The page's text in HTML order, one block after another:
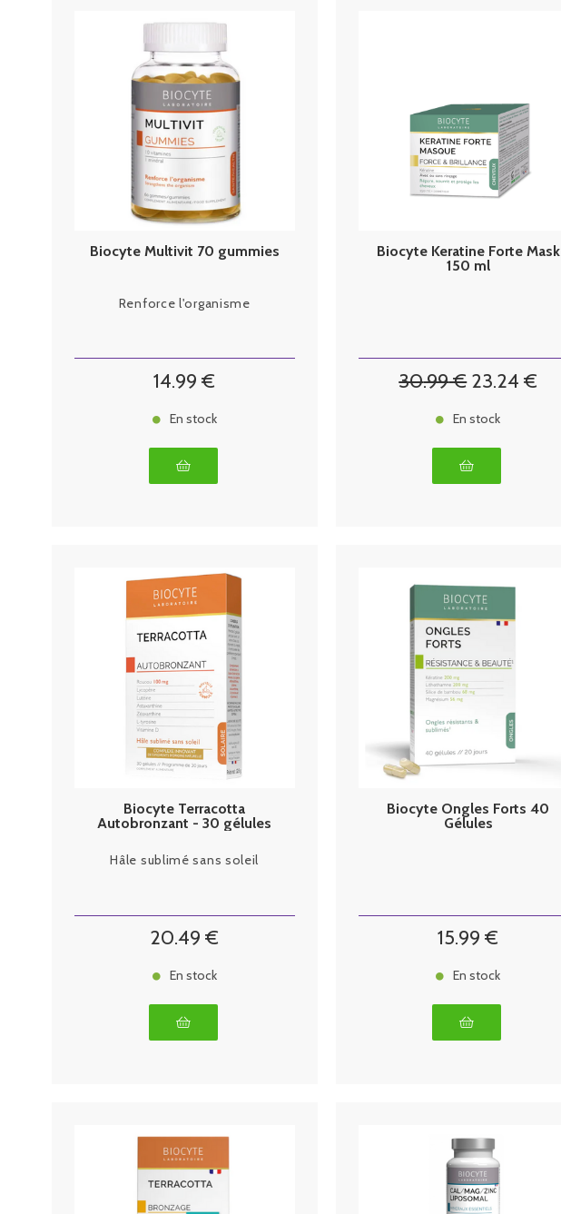
Biocyte Multivit 70 gummies
Renforce l'organisme
14.99 €
En stock
Biocyte Keratine Forte Mask
150 ml
30.99€ 23.24 €
En stock
Biocyte Terracotta
Autobronzant - 30 gélules
Hâle sublimé sans soleil
20.49 €
En stock
Biocyte Ongles Forts 40
Gélules
15.99 €
En stock